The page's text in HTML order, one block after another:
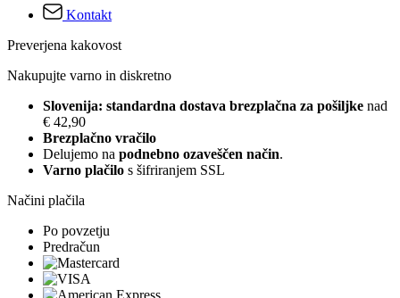
Kontakt
Preverjena kakovost
Nakupujte varno in diskretno
Slovenija: standardna dostava brezplačna za pošiljke nad
€ 42,90
Brezplačno vračilo
Delujemo na podnebno ozaveščen način.
Varno plačilo s šifriranjem SSL
Načini plačila
Po povzetju
Predračun